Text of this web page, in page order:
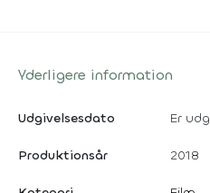
Yderligere information
Udgivelsesdato Er
Produktionsår 2018